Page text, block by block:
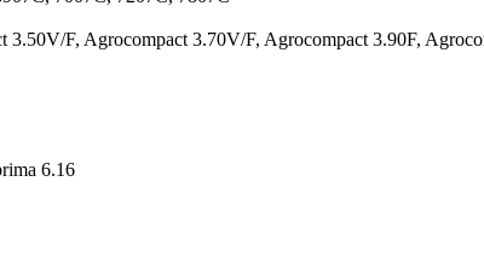
F, Agrocompact 3.70V/F, Agrocompact 3.90F,
6.16